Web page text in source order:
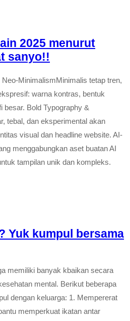
2025 menurut
sanyo!!
MinimalismMinimalis tetap tren,
warna kontras, bentuk
besar. Bold Typography &
tebal, dan eksperimental akan
visual dan headline website. AI-
menggabungkan aset buatan AI
tampilan unik dan kompleks.
Yuk kumpul bersama
memiliki banyak kbaikan secara
mental. Berikut beberapa
dengan keluarga: 1. Mempererat
memperkuat ikatan antar